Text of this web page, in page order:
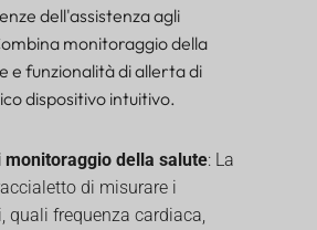
dell'assistenza agli
monitoraggio della
e funzionalità di allerta di
dispositivo intuitivo.
monitoraggio della salute: La
di misurare i
quali frequenza cardiaca,